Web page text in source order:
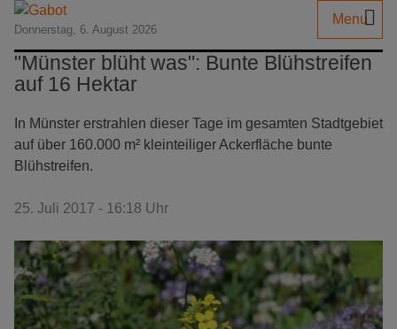
Donnerstag, 6. August 2026
Menu
"Münster blüht was": Bunte Blühstreifen
auf 16 Hektar
In Münster erstrahlen dieser Tage im gesamten Stadtgebiet
auf über 160.000 m² kleinteiliger Ackerfläche bunte
Blühstreifen.
25. Juli 2017 - 16:18 Uhr